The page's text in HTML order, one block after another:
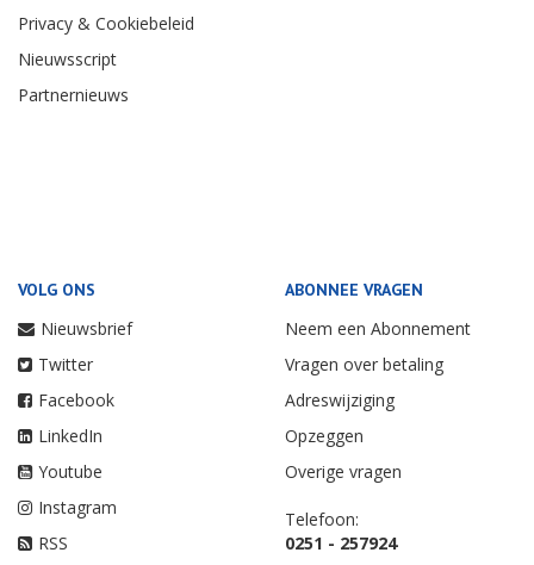
Privacy & Cookiebeleid
Nieuwsscript
Partnernieuws
VOLG ONS
Nieuwsbrief
Twitter
Facebook
LinkedIn
Youtube
Instagram
RSS
ABONNEE VRAGEN
Neem een Abonnement
Vragen over betaling
Adreswijziging
Opzeggen
Overige vragen
Telefoon:
0251 - 257924